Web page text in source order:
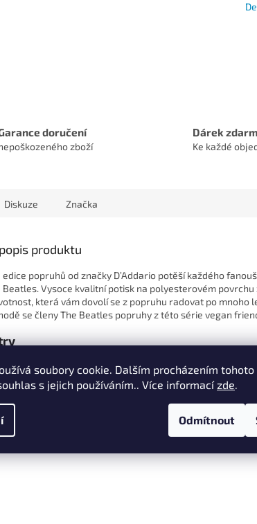
soubory cookie. Dalším procházením tohoto
s jejich používáním.. Více informacízde.
Odmítnout
doručení
zboží
Dárek
Ke každé
Diskuze Značka
produktu
edice popruhů od značky D’Addario potěší každého
Beatles. Vysoce kvalitní potisk na polyesterovém
která vám dovolí se z popruhu radovat po mnoho
se členy The Beatles popruhy z této série vegan
pro: Kytaru/Baskytaru
Polypropylen
50 mm
délka: 86 cm
délka: 150 cm
Žlutá